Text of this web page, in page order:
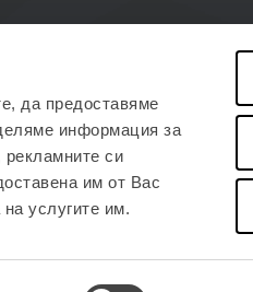
да предоставяме
информация за
рекламните си
им от Вас
услугите им.